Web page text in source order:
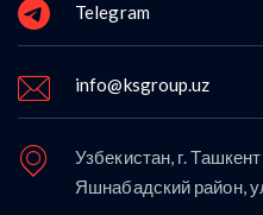
Telegram
info@ksgroup.uz
Узбекистан, г. Ташкент
Яшнабадский район,